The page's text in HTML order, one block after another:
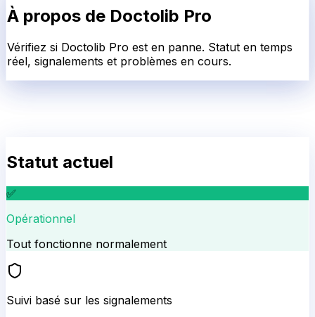
À propos de Doctolib Pro
Vérifiez si Doctolib Pro est en panne. Statut en temps
réel, signalements et problèmes en cours.
Statut actuel
✅
Opérationnel
Tout fonctionne normalement
Suivi basé sur les signalements